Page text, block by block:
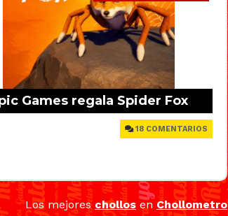
Los mejores chollos en Chollometro